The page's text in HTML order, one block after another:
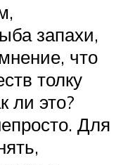
запахи,
что
толку
ли это?
Для